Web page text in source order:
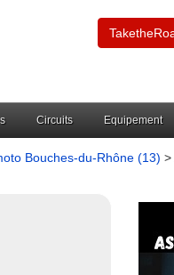
Circuits Equipement
Bouches-du-Rhône (13) >